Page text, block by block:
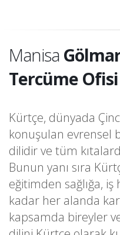
Manisa
Tercüme Ofisi
Kürtçe, dünyada
konuşulan evrensel
dilidir ve tüm
Bunun yanı sıra
eğitimden sağlığa,
kadar her alanda
kapsamda bireyler